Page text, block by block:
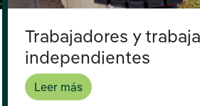
Trabajadores y
independientes
Leer más